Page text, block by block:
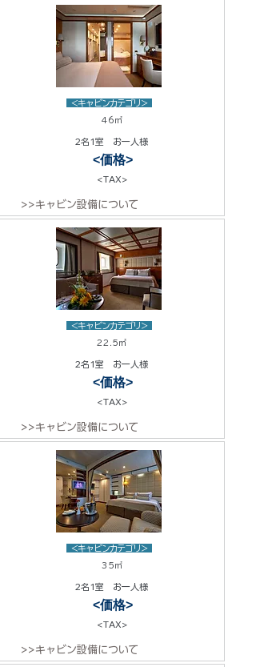
<キャビンカテゴリ>
46㎡
2名1室 お一人様
<価格>
<TAX>
>>キャビン設備について
<キャビンカテゴリ>
22.5㎡
2名1室 お一人様
<価格>
<TAX>
>>キャビン設備について
<キャビンカテゴリ>
35㎡
2名1室 お一人様
<価格>
<TAX>
>>キャビン設備について